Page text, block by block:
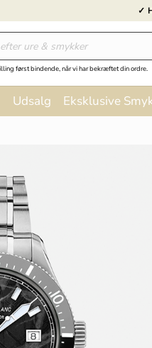
✓
først bindende, når vi har bekræftet din ordre.
Udsalg Eksklusive